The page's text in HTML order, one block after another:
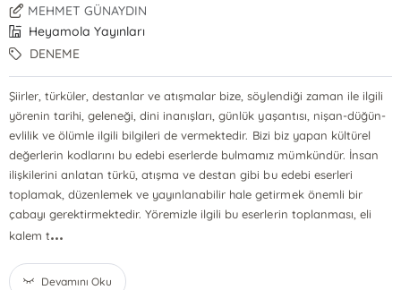
MEHMET GÜNAYDIN
Heyamola Yayınları
DENEME
Şiirler, türküler, destanlar ve atışmalar bize, söylendiği zaman ile ilgili
yörenin tarihi, geleneği, dini inanışları, günlük yaşantısı, nişan-düğün-
evlilik ve ölümle ilgili bilgileri de vermektedir. Bizi biz yapan kültürel
değerlerin kodlarını bu edebi eserlerde bulmamız mümkündür. İnsan
ilişkilerini anlatan türkü, atışma ve destan gibi bu edebi eserleri
toplamak, düzenlemek ve yayınlanabilir hale getirmek önemli bir
çabayı gerektirmektedir. Yöremizle ilgili bu eserlerin toplanması, eli
kalem t...
Devamını Oku